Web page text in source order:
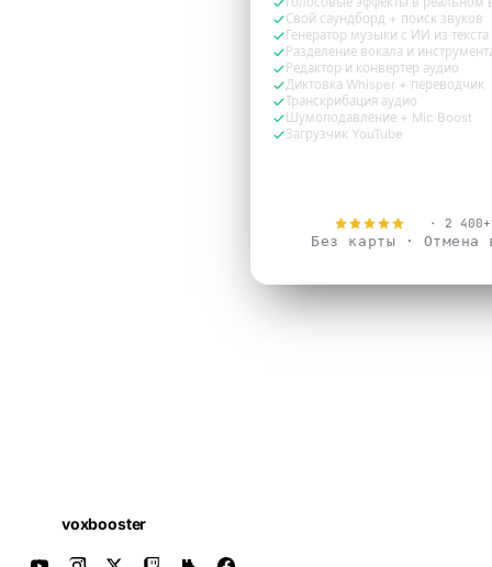
Свой саундборд + поиск звуков
Генератор музыки с ИИ из текста
Разделение вокала и
Редактор и конвертер аудио
Диктовка Whisper + переводчик
Транскрибация аудио
Шумоподавление + Mic Boost
Загрузчик YouTube
· 2
Без карты · Отмена
voxbooster